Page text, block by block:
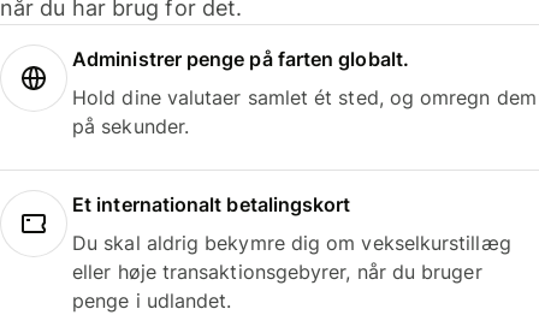
når du har brug for det.
Administrer penge på farten globalt.
Hold dine valutaer samlet ét sted, og omregn dem
på sekunder.
Et internationalt betalingskort
Du skal aldrig bekymre dig om vekselkurstillæg
eller høje transaktionsgebyrer, når du bruger
penge i udlandet.